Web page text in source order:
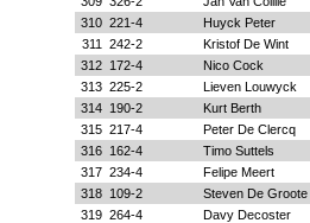
310 221-4
Huyck Peter
311
242-2
Kristof De Wint
312 172-4
Nico Cock
313 225-2
Lieven Louwyck
314 190-2
Kurt Berth
315 217-4
Peter De Clercq
316 162-4
Timo Suttels
317 234-4
Felipe Meert
318 109-2
Steven De Groote
319 264-4
Davy Decoster